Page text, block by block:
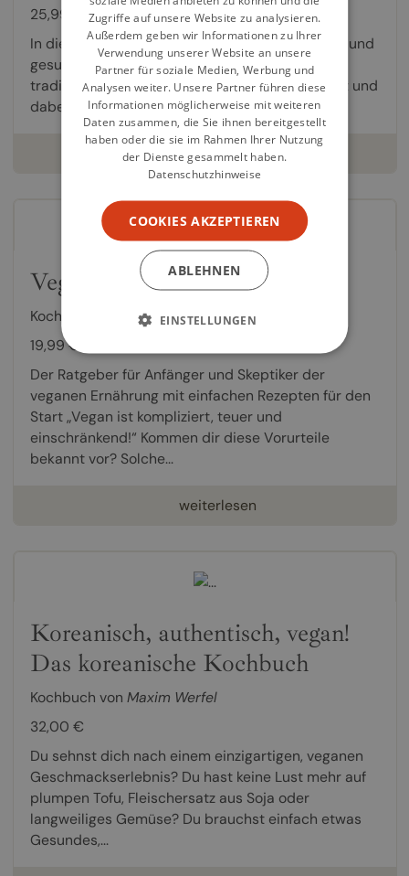
25,99 €
In diesem Buch dreht sich alles um die kreative und
gesunde Welt der pflanzlichen Küche, die
traditionelle Rezepte in neuem Licht präsentiert und
dabei vollständig auf tierische Produkte...
weiterlesen
Vegan für Skeptiker
Kochbuch von
Lisa Marie Schlemm
19,99 €
Der Ratgeber für Anfänger und Skeptiker der
veganen Ernährung mit einfachen Rezepten für den
Start „Vegan ist kompliziert, teuer und
einschränkend!“ Kommen dir diese Vorurteile
bekannt vor? Solche...
weiterlesen
Koreanisch, authentisch, vegan!
Das koreanische Kochbuch
Kochbuch von Maxim Werfel
32,00 €
Du sehnst dich nach einem einzigartigen, veganen
Geschmackserlebnis? Du hast keine Lust mehr auf
plumpen Tofu, Fleischersatz aus Soja oder
langweiliges Gemüse? Du brauchst einfach etwas
Gesundes,...
Zugriffe auf unsere Website zu analysieren.
Außerdem geben wir Informationen zu Ihrer
Verwendung unserer Website an unsere
Partner für soziale Medien, Werbung und
Analysen weiter. Unsere Partner führen diese
Informationen möglicherweise mit weiteren
Daten zusammen, die Sie ihnen bereitgestellt
haben oder die sie im Rahmen Ihrer Nutzung
der Dienste gesammelt haben.
Datenschutzhinweise
COOKIES AKZEPTIEREN
ABLEHNEN
EINSTELLUNGEN